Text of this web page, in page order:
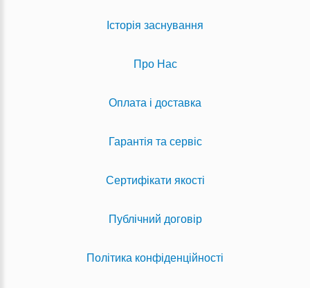
Історія заснування
Про Нас
Оплата і доставка
Гарантія та сервіс
Сертифікати якості
Публічний договір
Політика конфіденційності